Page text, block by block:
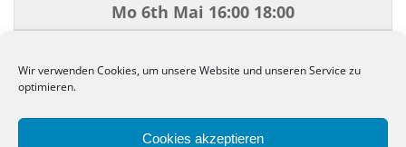
Wir verwenden Cookies, um unsere Website und unseren Service zu
optimieren.
Cookies akzeptieren
Mo 6th Mai 16:00 18:00